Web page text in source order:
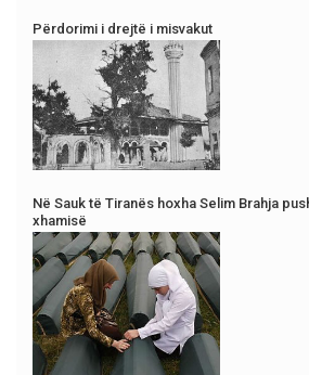
Përdorimi i drejtë i misvakut
Në Sauk të Tiranës hoxha Selim Brahja
xhamisë